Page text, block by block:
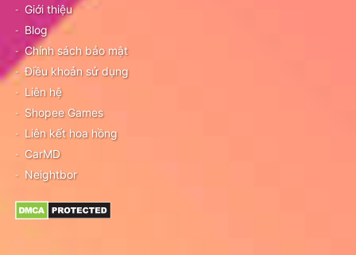
Giới thiệu
Blog
Chính sách bảo mật
Điều khoản sử dụng
Liên hệ
Shopee Games
Liên kết hoa hồng
CarMD
Neightbor